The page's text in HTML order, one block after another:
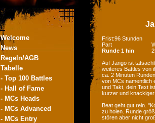
Welcome
News
Regeln/AGB
Tabelle
- Top 100 Battles
- Hall of Fame
- MCs Heads
- MCs Advanced
- MCs Entry
Frist:96 Stunden
Part
Runde 1 hin
Auf Jango ist
weiteres Battles von
ca. 2 Minuten
von MCs namentlich
und Takt, dein Text
kurzer und
Beat geht gut rein.
zu holen. Runde
stören aber nicht